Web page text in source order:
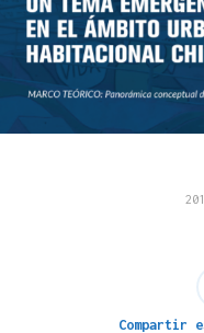
Compartir